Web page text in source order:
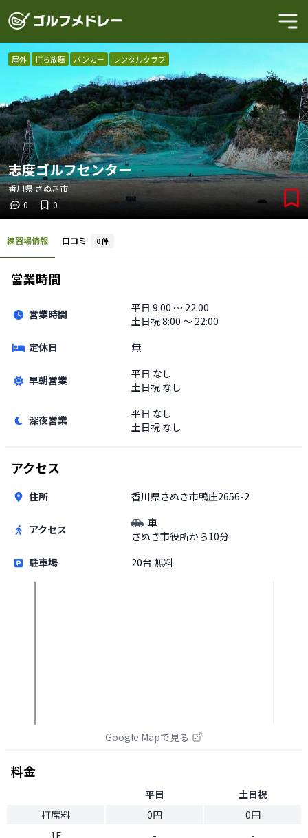
屋外 打ち放題 バンカー レンタルクラブ
志度ゴルフセンター
香川県 さぬき市
0
0
練習場情報 口コミ 0件
営業時間
営業時間 平日 9:00 〜 22:00
土日祝8:00 〜 22:00
定休日
無
早朝営業 平日 なし
土日祝 なし
深夜営業 平日 なし
土日祝 なし
アクセス
住所 香川県さぬき市鴨庄2656-2
アクセス
車
さぬき市役所から10分
駐車場
20台 無料
Google Mapで見る
料金
平日
土日祝
打席料
0円
0円
1F
-
-